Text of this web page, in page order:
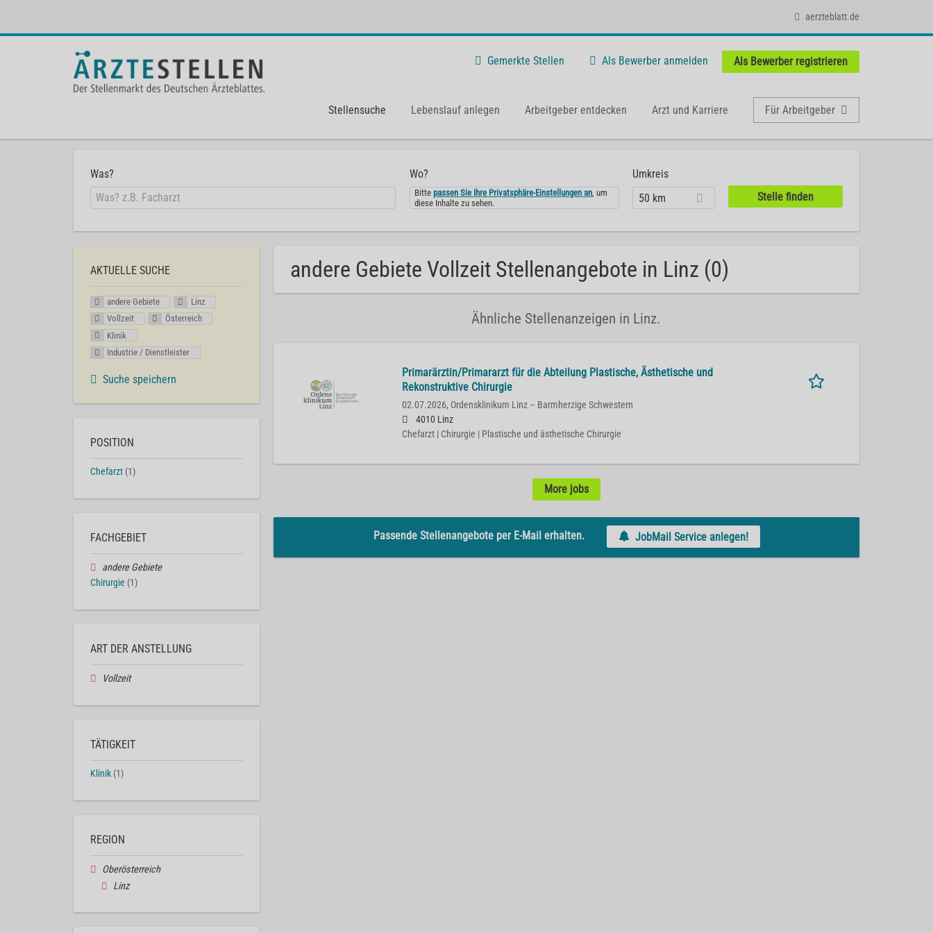
aerzteblatt.de
Gemerkte Stellen Als Bewerber anmelden Als Bewerber registrieren
Stellensuche Lebenslauf anlegen Arbeitgeber entdecken Arzt und Karriere Für Arbeitgeber
Was? Wo?
Bittepassen Sie Ihre Privatsphäre-Einstellungen an, um
diese Inhalte zu sehen.
Umkreis
50 km
andere Gebiete Vollzeit Stellenangebote in Linz (0)
Ähnliche Stellenanzeigen in Linz.
Primarärztin/Primararzt für die Abteilung Plastische, Ästhetische und
Rekonstruktive Chirurgie
02.07.2026, Ordensklinikum Linz – Barmherzige Schwestern
4010 Linz
Chefarzt | Chirurgie | Plastische und ästhetische Chirurgie
More jobs
Passende Stellenangebote per E-Mail erhalten. JobMail Service anlegen!
AKTUELLE SUCHE
andere Gebiete
Linz
Vollzeit
Österreich
Klinik
Industrie / Dienstleister
Suche speichern
POSITION
Chefarzt (1)
FACHGEBIET
andere Gebiete
Chirurgie (1)
ART DER ANSTELLUNG
Vollzeit
TÄTIGKEIT
Klinik (1)
REGION
Oberösterreich
Linz